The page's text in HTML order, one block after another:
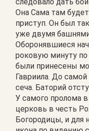
Она Сама там
приступ. Он был
уже двумя
Оборонявшиеся
роковую минуту по
были принесены
Гавриила. До
сеча. Баторий
У самого пролома
церковь в честь
Богородицы, и для